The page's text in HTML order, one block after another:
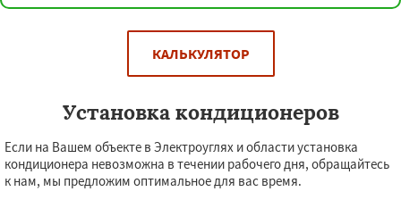
КАЛЬКУЛЯТОР
Установка кондиционеров
Если на Вашем объекте в Электроуглях и области установка
кондиционера невозможна в течении рабочего дня, обращайтесь
к нам, мы предложим оптимальное для вас время.